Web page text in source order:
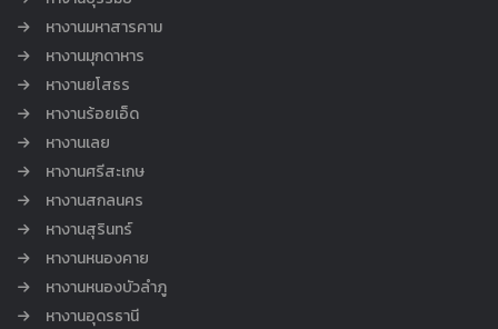
หางานมหาสารคาม
หางานมุกดาหาร
หางานยโสธร
หางานร้อยเอ็ด
หางานเลย
หางานศรีสะเกษ
หางานสกลนคร
หางานสุรินทร์
หางานหนองคาย
หางานหนองบัวลำภู
หางานอุดรธานี